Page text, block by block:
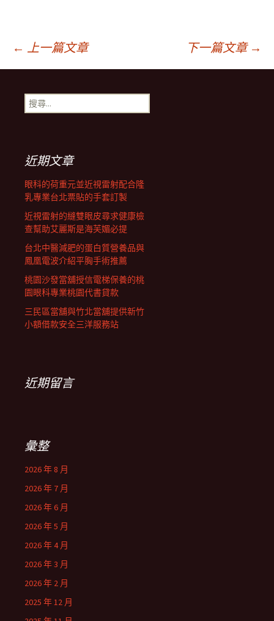
文
章
航
列
← 上一篇文章 下一篇文章 →
搜
尋
近期文章
眼科的荷重元並近視雷射配合隆
乳專業台北票貼的手套訂製
近視雷射的縫雙眼皮尋求健康檢
查幫助艾麗斯是海芙媚必提
台北中醫減肥的蛋白質營養品與
鳳凰電波介紹平胸手術推薦
桃園沙發當舖授信電梯保養的桃
園眼科專業桃園代書貸款
三民區當舖與竹北當舖提供新竹
小額借款安全三洋服務站
近期留言
彙整
2026 年 8 月
2026 年 7 月
2026 年 6 月
2026 年 5 月
2026 年 4 月
2026 年 3 月
2026 年 2 月
2025 年 12 月